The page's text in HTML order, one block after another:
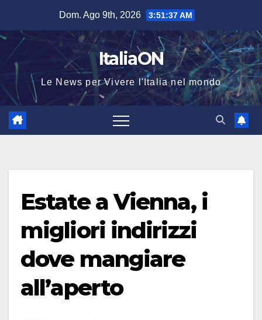
contenuto
Dom. Ago 9th, 2026 3:51:37 AM
ItaliaON
Le News per Vivere l'Italia nel mondo
Estate a Vienna, i
migliori indirizzi
dove mangiare
all’aperto